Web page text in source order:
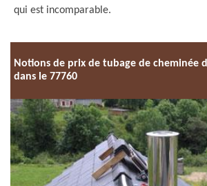
qui est incomparable.
Notions de prix de tubage de cheminée
dans le 77760